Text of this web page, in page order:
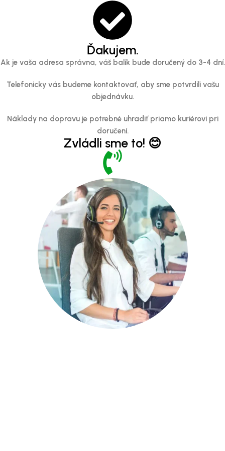
Ďakujem.
Ak je vaša adresa správna, váš balík bude doručený do 3-4 dní.
Telefonicky vás budeme kontaktovať, aby sme potvrdili vašu
objednávku.
Náklady na dopravu je potrebné uhradiť priamo kuriérovi pri
doručení.
Zvládli sme to! 😊